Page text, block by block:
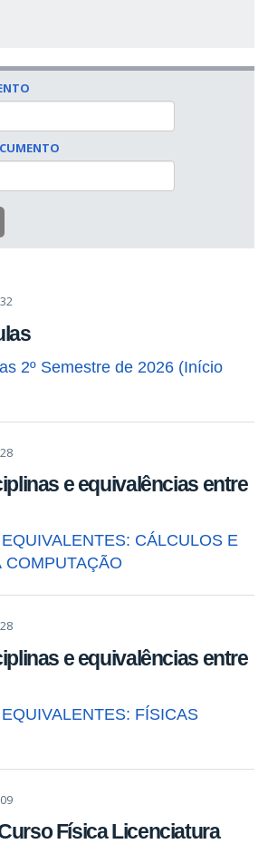
2º Semestre de 2026 (Início
e equivalências entre
CÁLCULOS E
COMPUTAÇÃO
e equivalências entre
FÍSICAS
Física Licenciatura